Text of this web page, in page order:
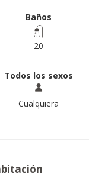
Baños
20
Todos los sexos
Cualquiera